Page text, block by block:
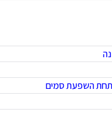
תחת השפעת סמים